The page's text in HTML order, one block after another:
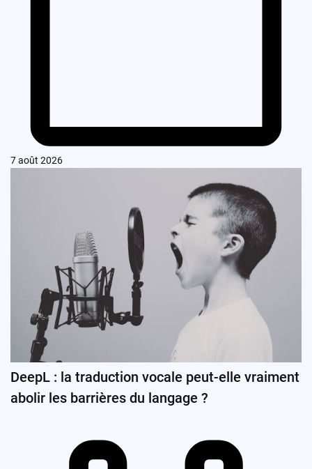
7 août 2026
DeepL : la traduction vocale peut-elle vraiment
abolir les barrières du langage ?